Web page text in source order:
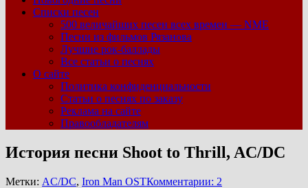
Списки песен
500 величайших песен всех времен — NME
Песни из фильмов Рязанова
Лучшие рок-баллады
Все статьи о песнях
О сайте
Политика конфиденциальности
Статьи о песнях по заказу
Реклама на сайте
Правообладателям
История песни Shoot to Thrill, AC/DC
Метки: AC/DC, Iron Man OSTКомментарии: 2